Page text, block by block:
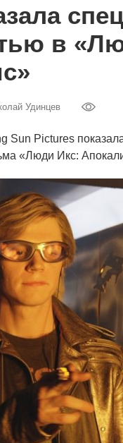
в
Удинцев
Sun Pictures
«Люди Икс: